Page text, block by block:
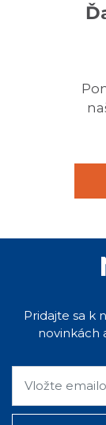
Pridajte sa k
novinkách